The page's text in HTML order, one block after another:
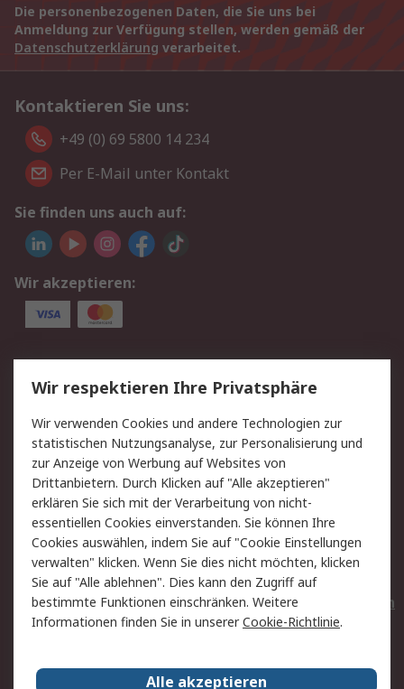
Die personenbezogenen Daten, die Sie uns bei
Anmeldung zur Verfügung stellen, werden gemäß der
Datenschutzerklärung verarbeitet.
Kontaktieren Sie uns:
+49 (0) 69 5800 14 234
Per E-Mail unter Kontakt
Sie finden uns auch auf:
Wir akzeptieren:
Service
Value Added Services
Lieferlösungen
Rücksendungen
Kontakt
Hilfe
Privatkunden
Rechtliches
AGB
Datenschutz
Cookie-Richtlinie
Zahlungsbedingungen
Copyright/Impressum
Entsorgung
Elektrogeräte/Batterien
RS weltweit
Wir respektieren Ihre Privatsphäre
Wir verwenden Cookies und andere Technologien zur
statistischen Nutzungsanalyse, zur Personalisierung und
zur Anzeige von Werbung auf Websites von
Drittanbietern. Durch Klicken auf "Alle akzeptieren"
erklären Sie sich mit der Verarbeitung von nicht-
essentiellen Cookies einverstanden. Sie können Ihre
Cookies auswählen, indem Sie auf "Cookie Einstellungen
verwalten" klicken. Wenn Sie dies nicht möchten, klicken
Sie auf "Alle ablehnen". Dies kann den Zugriff auf
bestimmte Funktionen einschränken. Weitere
Informationen finden Sie in unsererCookie-Richtlinie.
Alle akzeptieren